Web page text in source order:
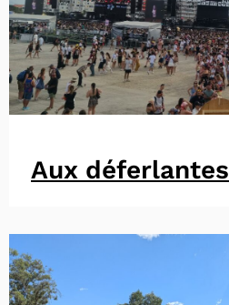
Aux déferlantes